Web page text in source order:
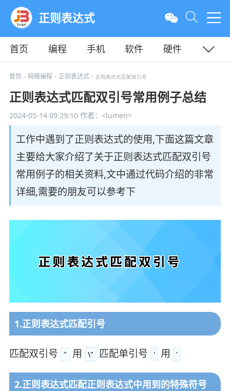
正则表达式
首页 编程 手机 软件
硬件
教程
平面 服务器
首页 > 网络编程 > 正则表达式> 正则表达式匹配双引号
正则表达式匹配双引号常用例子总结
2024-05-14 09:29:10作者：<lumen>
工作中遇到了正则表达式的使用,下面这篇文章
主要给大家介绍了关于正则表达式匹配双引号
常用例子的相关资料,文中通过代码介绍的非常
详细,需要的朋友可以参考下
1.正则表达式匹配引号
匹配双引号 " 用 \" 匹配单引号 ' 用 '
2.正则表达式匹配正则表达式中用到的特殊符号